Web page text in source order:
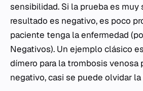
sensibilidad. Si la prueba es muy
resultado es negativo, es poco
paciente tenga la enfermedad
Negativos). Un ejemplo clásico
dímero para la trombosis venosa
negativo, casi se puede olvidar